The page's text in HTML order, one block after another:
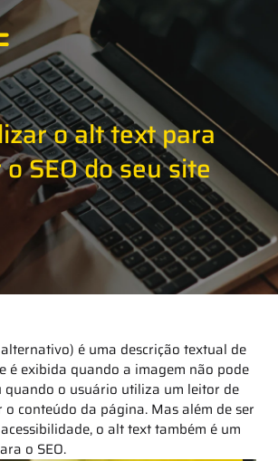
o alt text para
SEO do seu site
é uma descrição textual de
é exibida quando a imagem não pode
quando o usuário utiliza um leitor de
conteúdo da página. Mas além de ser
o alt text também é um
o SEO.